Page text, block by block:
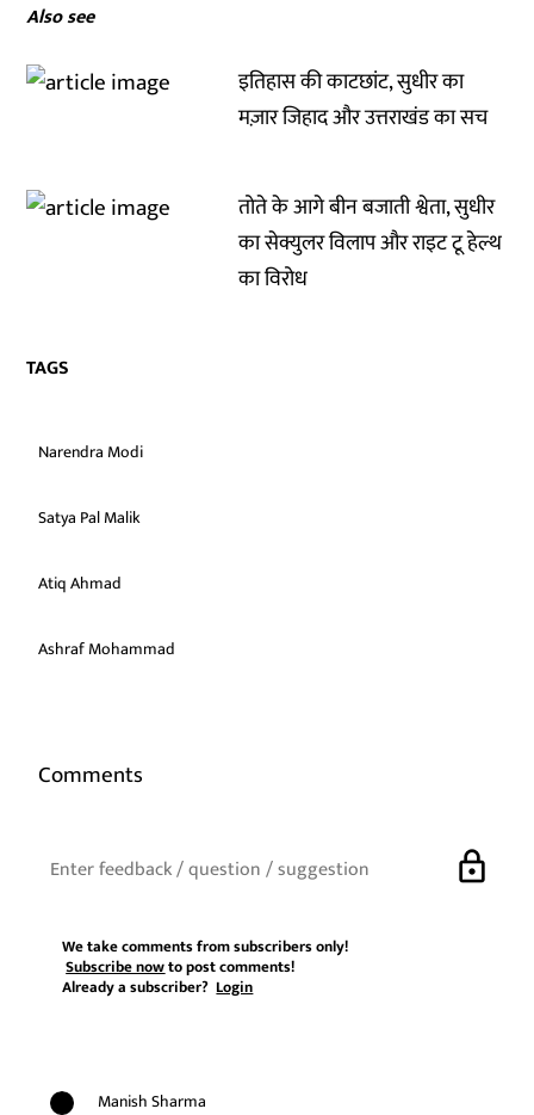
Also see
इतिहास की काटछांट, सुधीर का
मज़ार जिहाद और उत्तराखंड का सच
तोते के आगे बीन बजाती श्वेता, सुधीर
का सेक्युलर विलाप और राइट टू हेल्थ
का विरोध
TAGS
Narendra Modi
Satya Pal Malik
Atiq Ahmad
Ashraf Mohammad
Comments
lock
We take comments from subscribers only!
Subscribe nowto post comments!
Already a subscriber?Login
Manish Sharma